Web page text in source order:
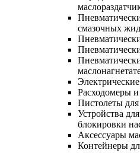
смазочных
Расходомеры и
Пистолеты для
Устройства
блокировки
Аксессуары
Контейнеры